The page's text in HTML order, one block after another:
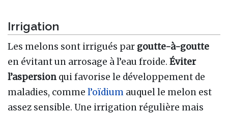
Irrigation
Les melons sont irrigués par goutte-à-goutte
en évitant un arrosage à l’eau froide. Éviter
l’aspersion qui favorise le développement de
maladies, comme l’oïdium auquel le melon est
assez sensible. Une irrigation régulière mais